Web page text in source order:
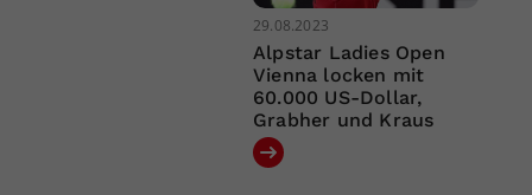
29.08.2023
Alpstar Ladies Open
Vienna locken mit
60.000 US-Dollar,
Grabher und Kraus